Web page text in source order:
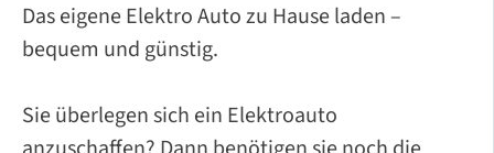
Das eigene Elektro Auto zu Hause laden –
bequem und günstig.
Sie überlegen sich ein Elektroauto